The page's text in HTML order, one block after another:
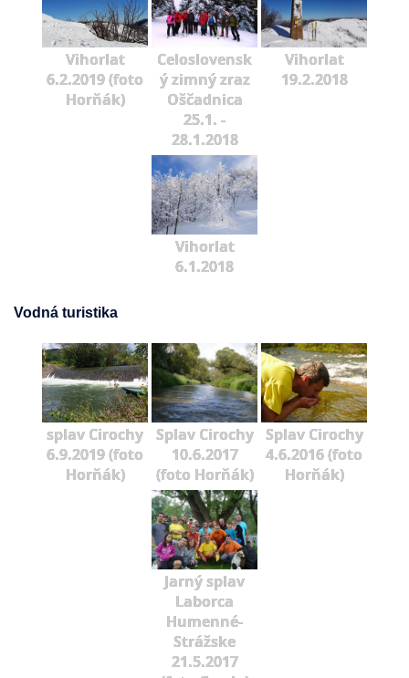
Vihorlat
6.2.2019 (foto
Horňák)
Celoslovensk
ý zimný zraz
Oščadnica
25.1. -
28.1.2018
Vihorlat
19.2.2018
Vihorlat
6.1.2018
Vodná turistika
splav Cirochy
6.9.2019 (foto
Horňák)
Splav Cirochy
10.6.2017
(foto Horňák)
Splav Cirochy
4.6.2016 (foto
Horňák)
Jarný splav
Laborca
Humenné-
Strážske
21.5.2017